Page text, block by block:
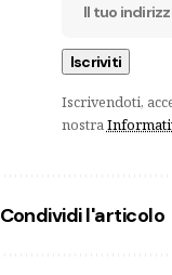
Iscrivendoti,
nostra
Condividi l'articolo